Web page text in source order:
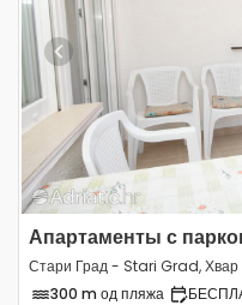
Previous
Апартаменты с
Стари Град - Stari Grad,
300 m од пляжа